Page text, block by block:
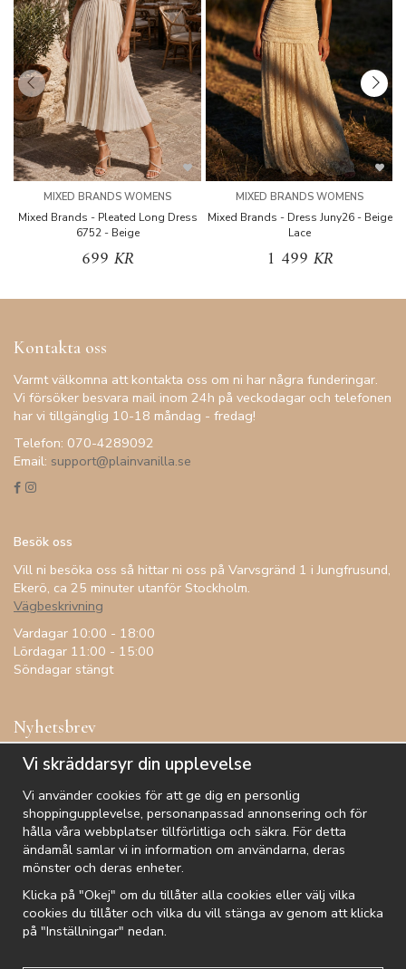
MIXED BRANDS WOMENS
Mixed Brands - Pleated Long Dress
6752 - Beige
699 KR
MIXED BRANDS WOMENS
Mixed Brands - Dress Juny26 - Beige
Lace
1 499 KR
Kontakta oss
Varmt välkomna att kontakta oss om ni har några funderingar.
Vi försöker besvara mail inom 24h på veckodagar och telefonen
har vi tillgänglig 10-18 måndag - fredag!
Telefon: 070-4289092
Email: support@plainvanilla.se
Besök oss
Vill ni besöka oss så hittar ni oss på Varvsgränd 1 i Jungfrusund,
Ekerö, ca 25 minuter utanför Stockholm.
Vägbeskrivning
Vardagar 10:00 - 18:00
Lördagar 11:00 - 15:00
Söndagar stängt
Nyhetsbrev
Få inspiration, förtur till kampanjer, specialerbjudanden och
De uppgifter du matar in kommer endast användas till våra nyhetsbrev.
Vi skräddarsyr din upplevelse
Vi använder cookies för att ge dig en personlig
shoppingupplevelse, personanpassad annonsering och för
hålla våra webbplatser tillförlitliga och säkra. För detta
ändamål samlar vi in information om användarna, deras
mönster och deras enheter.
Klicka på "Okej" om du tillåter alla cookies eller välj vilka
cookies du tillåter och vilka du vill stänga av genom att klicka
på "Inställningar" nedan.